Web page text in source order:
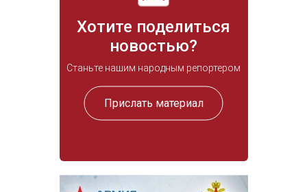
Хотите поделиться
новостью?
Станьте нашим народным репортером
Прислать материал